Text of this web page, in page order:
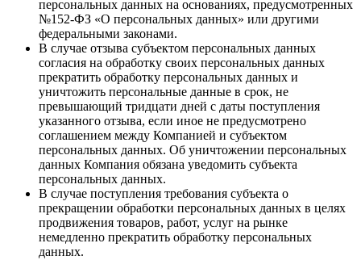
персональных данных на основаниях, предусмотренных
№152-ФЗ «О персональных данных» или другими
федеральными законами.
В случае отзыва субъектом персональных данных
согласия на обработку своих персональных данных
прекратить обработку персональных данных и
уничтожить персональные данные в срок, не
превышающий тридцати дней с даты поступления
указанного отзыва, если иное не предусмотрено
соглашением между Компанией и субъектом
персональных данных. Об уничтожении персональных
данных Компания обязана уведомить субъекта
персональных данных.
В случае поступления требования субъекта о
прекращении обработки персональных данных в целях
продвижения товаров, работ, услуг на рынке
немедленно прекратить обработку персональных
данных.